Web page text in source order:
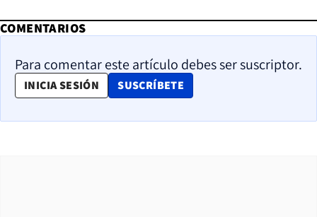
COMENTARIOS
Para comentar este artículo debes ser suscriptor.
INICIA SESIÓN SUSCRÍBETE
OPENS IN NEW WINDOW